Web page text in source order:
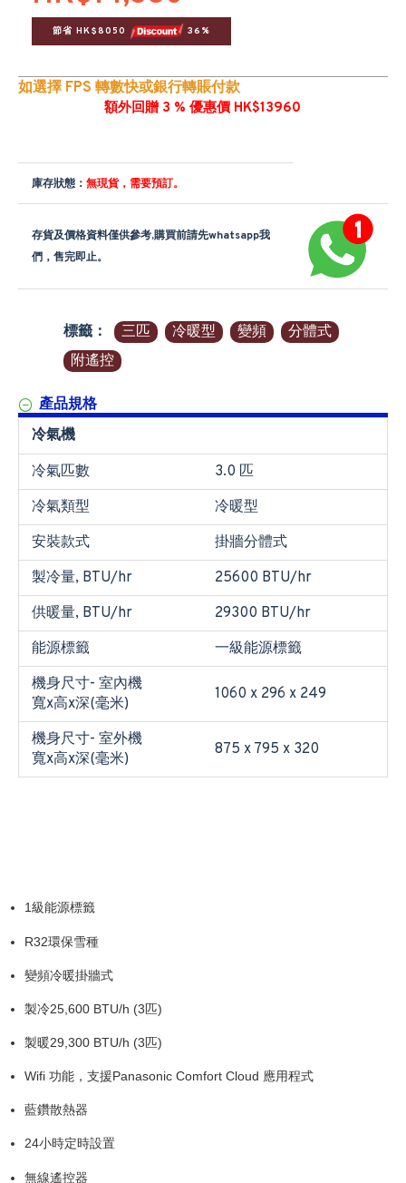
節省 HK$8050 36%
如選擇 FPS 轉數快或銀行轉賬付款
額外回贈 3 % 優惠價 HK$13960
庫存狀態： 無現貨，需要預訂。
存貨及價格資料僅供參考,購買前請先whatsapp我
們，售完即止。
標籤： 三匹 冷暖型 變頻
分體式
附遙控
產品規格
冷氣機
冷氣匹數
3.0 匹
冷氣類型
冷暖型
安裝款式
掛牆分體式
製冷量, BTU/hr
25600 BTU/hr
供暖量, BTU/hr
29300 BTU/hr
能源標籤
一級能源標籤
機身尺寸- 室內機
寬x高x深(毫米)
1060 x 296 x 249
機身尺寸- 室外機
寬x高x深(毫米)
875 x 795 x 320
1級能源標籤
R32環保雪種
變頻冷暖掛牆式
製冷25,600 BTU/h (3匹)
製暖29,300 BTU/h (3匹)
Wifi 功能，支援Panasonic Comfort Cloud 應用程式
藍鑽散熱器
24小時定時設置
無線遙控器